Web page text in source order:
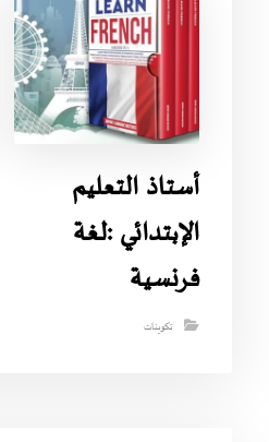
أستاذ التعليم
الإبتدائي :لغة
فرنسية
تكوينات